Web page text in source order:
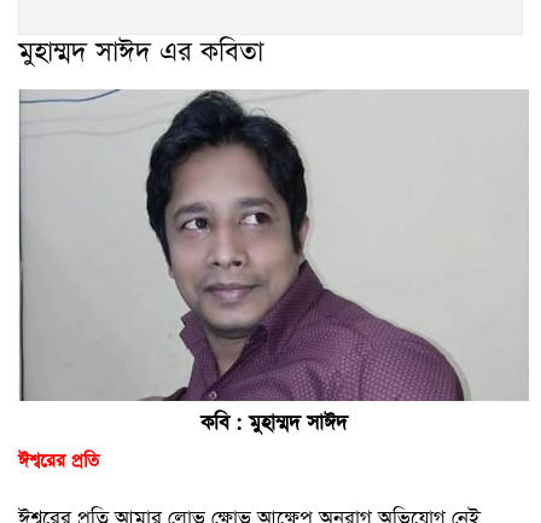
মুহাম্মদ সাঈদ এর কবিতা
কবি : মুহাম্মদ সাঈদ
ঈশ্বরের প্রতি